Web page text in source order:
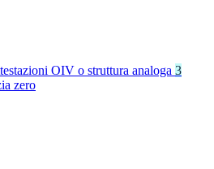
OIV o struttura analoga 3
zero